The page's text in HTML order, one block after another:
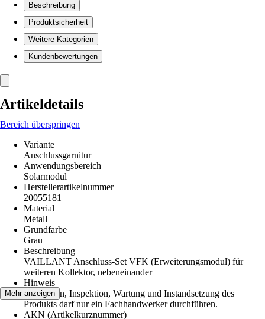
Beschreibung
Produktsicherheit
Weitere Kategorien
Kundenbewertungen
Artikeldetails
Bereich überspringen
Variante
Anschlussgarnitur
Anwendungsbereich
Solarmodul
Herstellerartikelnummer
20055181
Material
Metall
Grundfarbe
Grau
Beschreibung
VAILLANT Anschluss-Set VFK (Erweiterungsmodul) für
weiteren Kollektor, nebeneinander
Hinweis
Installation, Inspektion, Wartung und Instandsetzung des
Produkts darf nur ein Fachhandwerker durchführen.
AKN (Artikelkurznummer)
Mehr anzeigen